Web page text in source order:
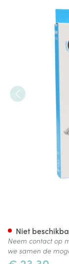
Niet
Neem contact op
we samen de